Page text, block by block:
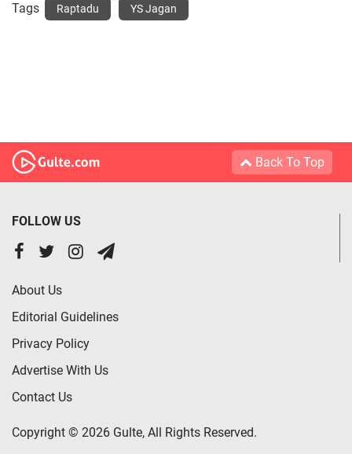
Tags Raptadu YS Jagan
Back To Top
FOLLOW US
About Us
Editorial Guidelines
Privacy Policy
Advertise With Us
Contact Us
Copyright © 2026 Gulte, All Rights Reserved.